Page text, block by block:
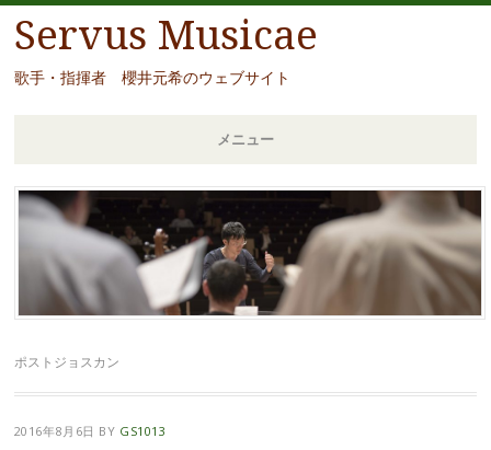
Servus Musicae
歌手・指揮者 櫻井元希のウェブサイト
メニュー
コ
ン
テ
移
ポストジョスカン
2016年8月6日 BY GS1013